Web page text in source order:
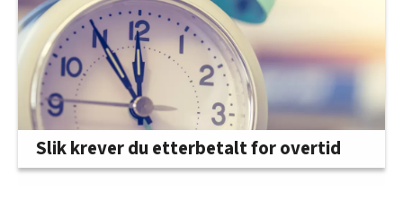
Slik krever du etterbetalt for overtid